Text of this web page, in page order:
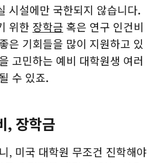
시설에만 국한되지 않습니다.
위한 장학금 혹은 연구 인건비
은 기회들을 많이 지원하고 있
고민하는 예비 대학원생 여러
수 있죠.
, 장학금
, 미국 대학원 무조건 진학해야